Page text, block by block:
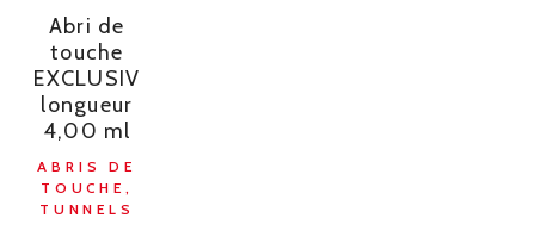
Abri de
touche
EXCLUSIV
longueur
4,00 ml
ABRIS DE
TOUCHE,
TUNNELS